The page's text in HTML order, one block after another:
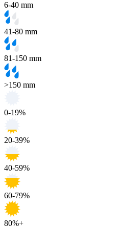
6-40 mm
41-80 mm
81-150 mm
>150 mm
0-19%
20-39%
40-59%
60-79%
80%+